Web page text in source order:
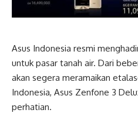
Asus Indonesia resmi
untuk pasar tanah air. Dari
akan segera meramaikan
Indonesia, Asus Zenfone 3
perhatian.